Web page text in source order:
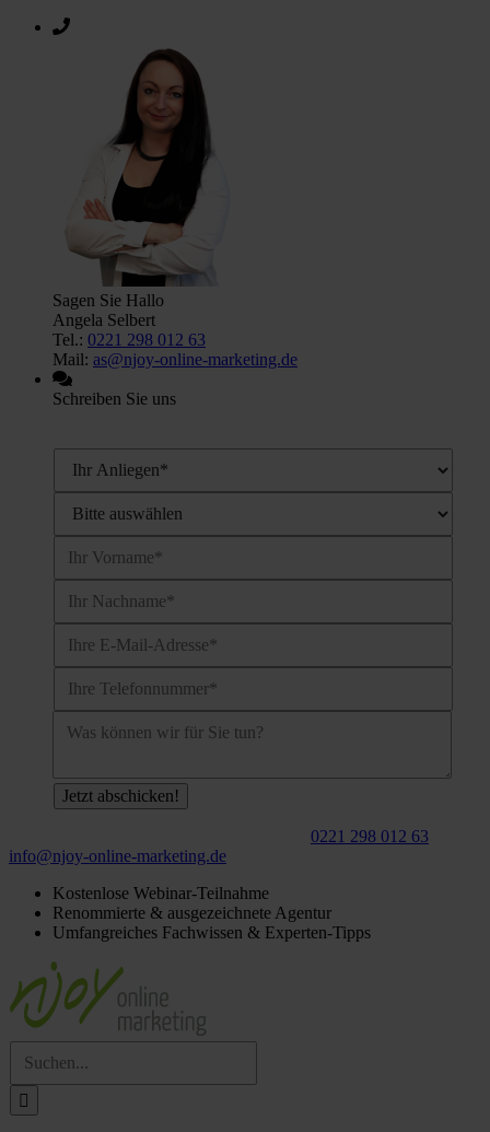
Sagen Sie Hallo
Angela Selbert
Tel.: 0221 298 012 63
Mail: as@njoy-online-marketing.de
Schreiben Sie uns
0221 298 012 63
info@njoy‑online‑marketing.de
Kostenlose Webinar-Teilnahme
Renommierte & ausgezeichnete Agentur
Umfangreiches Fachwissen & Experten-Tipps
nach: